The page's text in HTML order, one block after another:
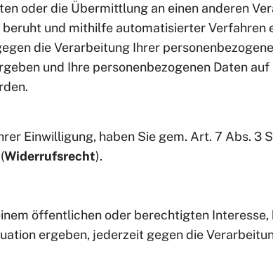
oder die Übermittlung an einen anderen
und mithilfe automatisierter Verfahren
die Verarbeitung Ihrer
und Ihre personenbezogenen Daten
Einwilligung, haben Sie gem. Art. 7 Abs. 3
Widerrufsrecht).
öffentlichen oder berechtigten Interesse,
ergeben, jederzeit gegen die